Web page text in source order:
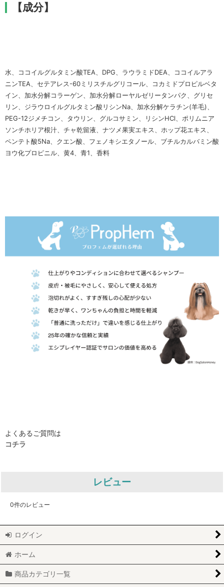
【成分】
水、ココイルグルタミン酸TEA、DPG、ラウラミドDEA、ココイルアラ
ニンTEA、セテアレス-60ミリスチルグリコール、コカミドプロピルベタ
イン、加水分解コラーゲン、加水分解ローヤルゼリータンパク、グリセ
リン、ジラウロイルグルタミン酸リシンNa、加水分解ケラチン(羊毛)、
PEG-12ジメチコン、タウリン、グルコサミン、リシンHCl、ポリムニア
ソンチホリア根汁、チャ乾留液、ナツメ果実エキス、ホップ花エキス、
ペンテト酸5Na、クエン酸、フェノキシエタノール、ブチルカルバミン酸
ヨウ化プロピニル、黄4、青1、香料
よくあるご質問は
コチラ
レビュー
0件のレビュー
ログイン
ホーム
商品カテゴリ一覧